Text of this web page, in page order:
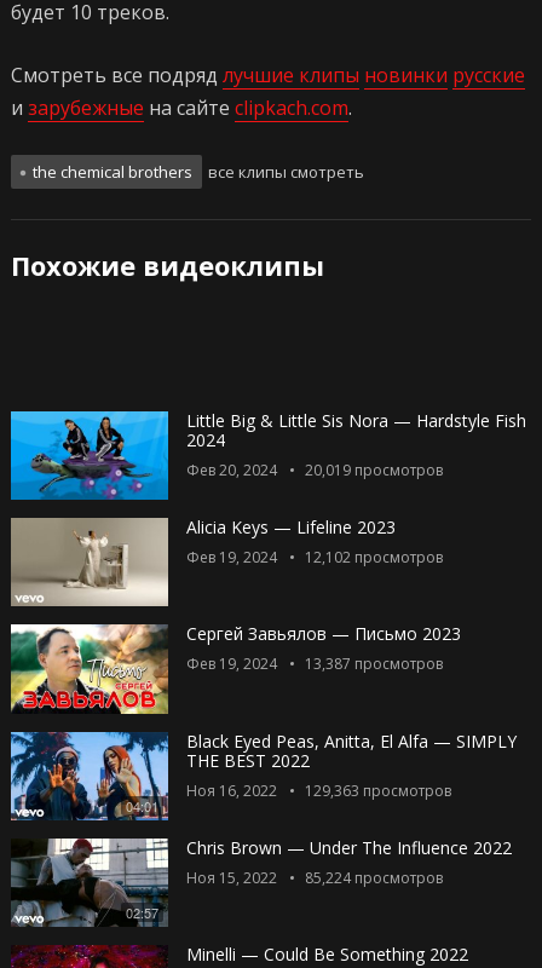
будет 10 треков.
Смотреть все подряд лучшие клипы новинки русские
и зарубежные на сайте clipkach.com.
the chemical brothers все клипы смотреть
Похожие видеоклипы
Little Big & Little Sis Nora — Hardstyle Fish
2024
Фев 20, 2024 20,019просмотров
Alicia Keys — Lifeline 2023
Фев 19, 2024 12,102просмотров
Сергей Завьялов — Письмо 2023
Фев 19, 2024 13,387 просмотров
04:01
Black Eyed Peas, Anitta, El Alfa — SIMPLY
THE BEST 2022
Ноя 16, 2022 129,363 просмотров
02:57
Chris Brown — Under The Influence 2022
Ноя 15, 2022 85,224просмотров
Minelli — Could Be Something 2022